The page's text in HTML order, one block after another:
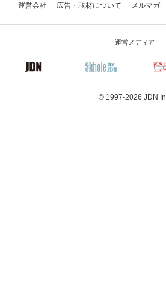
運営会社 広告・取材について メルマガ
運営メディア
© 1997-2026 JDN